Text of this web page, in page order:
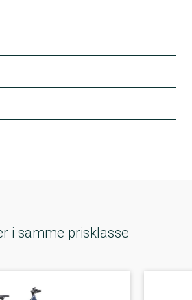
i samme prisklasse